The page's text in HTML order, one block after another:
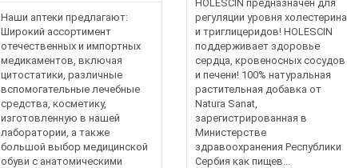
Наши аптеки предлагают:
Широкий ассортимент
отечественных и импортных
медикаментов, включая
цитостатики, различные
вспомогательные лечебные
средства, косметику,
изготовленную в нашей
лаборатории, а также
большой выбор медицинской
обуви с анатомическими
HOLESCIN предназначен для
регуляции уровня холестерина
и триглицеридов! HOLESCIN
поддерживает здоровье
сердца, кровеносных сосудов
и печени! 100% натуральная
растительная добавка от
Natura Sanat,
зарегистрированная в
Министерстве
здравоохранения Республики
Сербия как пищев...